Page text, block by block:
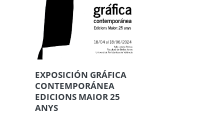
EXPOSICIÓN GRÁFICA
CONTEMPORÁNEA
EDICIONS MAIOR 25
ANYS